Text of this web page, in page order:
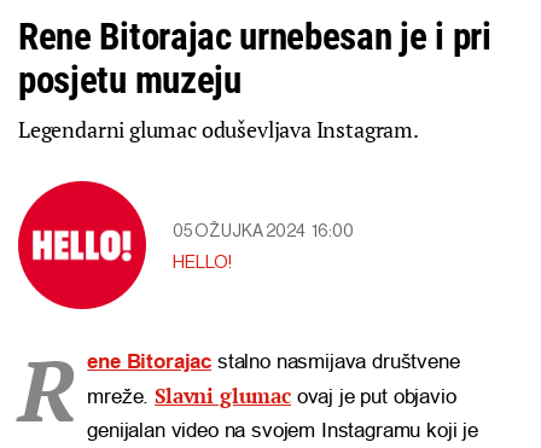
Rene Bitorajac urnebesan je i pri
posjetu muzeju
Legendarni glumac oduševljava Instagram.
05 OŽUJKA 2024 16:00
HELLO!
R ene Bitorajac stalno nasmijava društvene
mreže.Slavni glumacovaj je put objavio
genijalan video na svojem Instagramu koji je